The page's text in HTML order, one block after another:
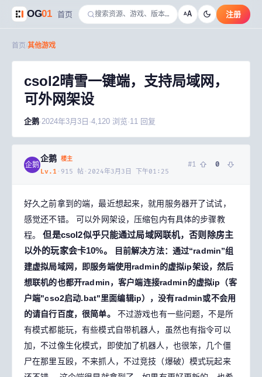
OG01 首页 AA 注册
首页 其他游戏
csol2晴雪一键端，支持局域网，
可外网架设
企鹅·2024年3月3日 ·4,120 浏览·11 回复
企鹅
企鹅 楼主
Lv. 1 · 915 帖 · 2024年3月3日 下午01:25
#1 0
好久之前拿到的端，最近想起来，就用服务器开了试试，
感觉还不错。
可以外网架设，压缩包内有具体的步骤教
程。
但是csol2似乎只能通过局域网联机，否则除房主
以外的玩家会卡10%。
目前解决方法：通过“radmin”组
建虚拟局域网，即服务端使用radmin的虚拟ip架设，然后
想联机的也都开radmin，客户端连接radmin的虚拟ip（客
户端"cso2启动.bat"里面编辑ip），没有radmin或不会用
的请自行百度，很简单。
不过游戏也有一些问题，不是所
有模式都能玩，有些模式自带机器人，虽然也有指令可以
加，不过像生化模式，即使加了机器人，也很笨，几个僵
尸在那里互殴，不来抓人，不过竞技（爆破）模式玩起来